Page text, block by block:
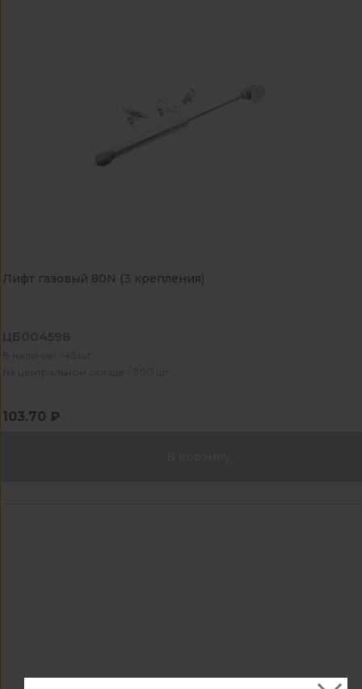
Лифт газовый 80N (3 крепления)
ЦБ004598
В наличии - 45 шт
На центральном складе - 300 шт
103.70 ₽